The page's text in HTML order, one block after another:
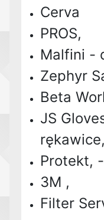
Cerva
PROS,
Malfini -
Zephyr
Beta
JS
rękawice,
Protekt,
3M ,
Filter